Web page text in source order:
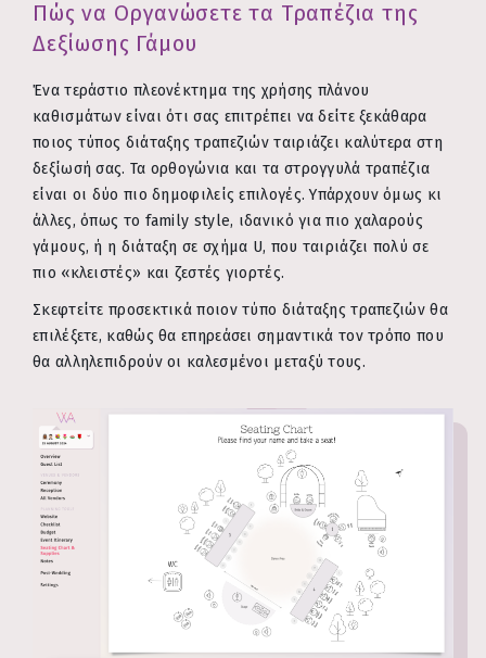
Πώς να Οργανώσετε τα Τραπέζια της
Δεξίωσης Γάμου
Ένα τεράστιο πλεονέκτημα της χρήσης πλάνου
καθισμάτων είναι ότι σας επιτρέπει να δείτε ξεκάθαρα
ποιος τύπος διάταξης τραπεζιών ταιριάζει καλύτερα στη
δεξίωσή σας. Τα ορθογώνια και τα στρογγυλά τραπέζια
είναι οι δύο πιο δημοφιλείς επιλογές. Υπάρχουν όμως κι
άλλες, όπως το family style, ιδανικό για πιο χαλαρούς
γάμους, ή η διάταξη σε σχήμα U, που ταιριάζει πολύ σε
πιο «κλειστές» και ζεστές γιορτές.
Σκεφτείτε προσεκτικά ποιον τύπο διάταξης τραπεζιών θα
επιλέξετε, καθώς θα επηρεάσει σημαντικά τον τρόπο που
θα αλληλεπιδρούν οι καλεσμένοι μεταξύ τους.